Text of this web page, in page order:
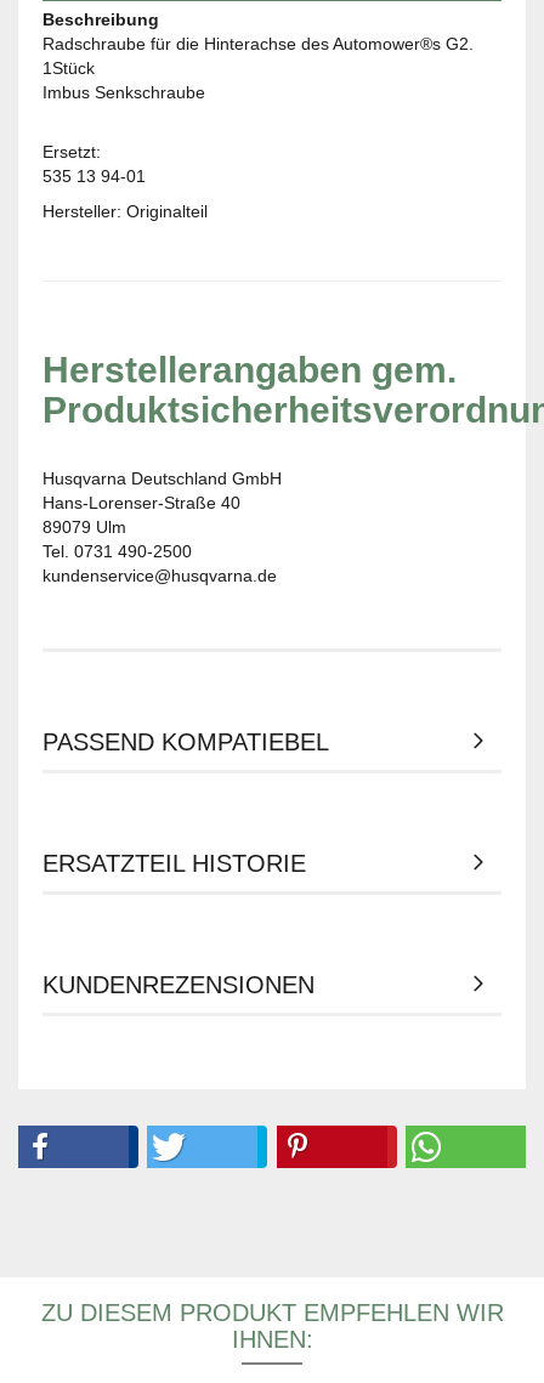
Beschreibung
Radschraube für die Hinterachse des Automower®s G2.
1Stück
Imbus Senkschraube
Ersetzt:
535 13 94-01
Hersteller: Originalteil
Herstellerangaben gem.
Husqvarna Deutschland GmbH
Hans-Lorenser-Straße 40
89079 Ulm
Tel. 0731 490-2500
kundenservice@husqvarna.de
PASSEND KOMPATIEBEL
ERSATZTEIL HISTORIE
KUNDENREZENSIONEN
ZU DIESEM PRODUKT EMPFEHLEN WIR
IHNEN: